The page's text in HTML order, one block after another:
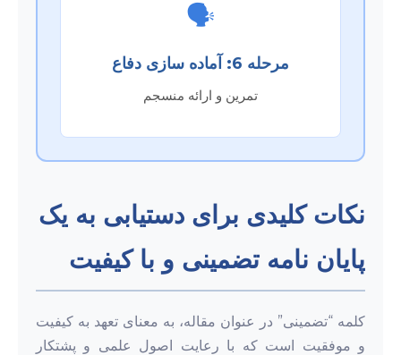
🗣️
مرحله 6: آماده سازی دفاع
تمرین و ارائه منسجم
نکات کلیدی برای دستیابی به یک
پایان نامه تضمینی و با کیفیت
کلمه “تضمینی” در عنوان مقاله، به معنای تعهد به کیفیت
و موفقیت است که با رعایت اصول علمی و پشتکار